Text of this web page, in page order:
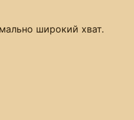
широкий хват.